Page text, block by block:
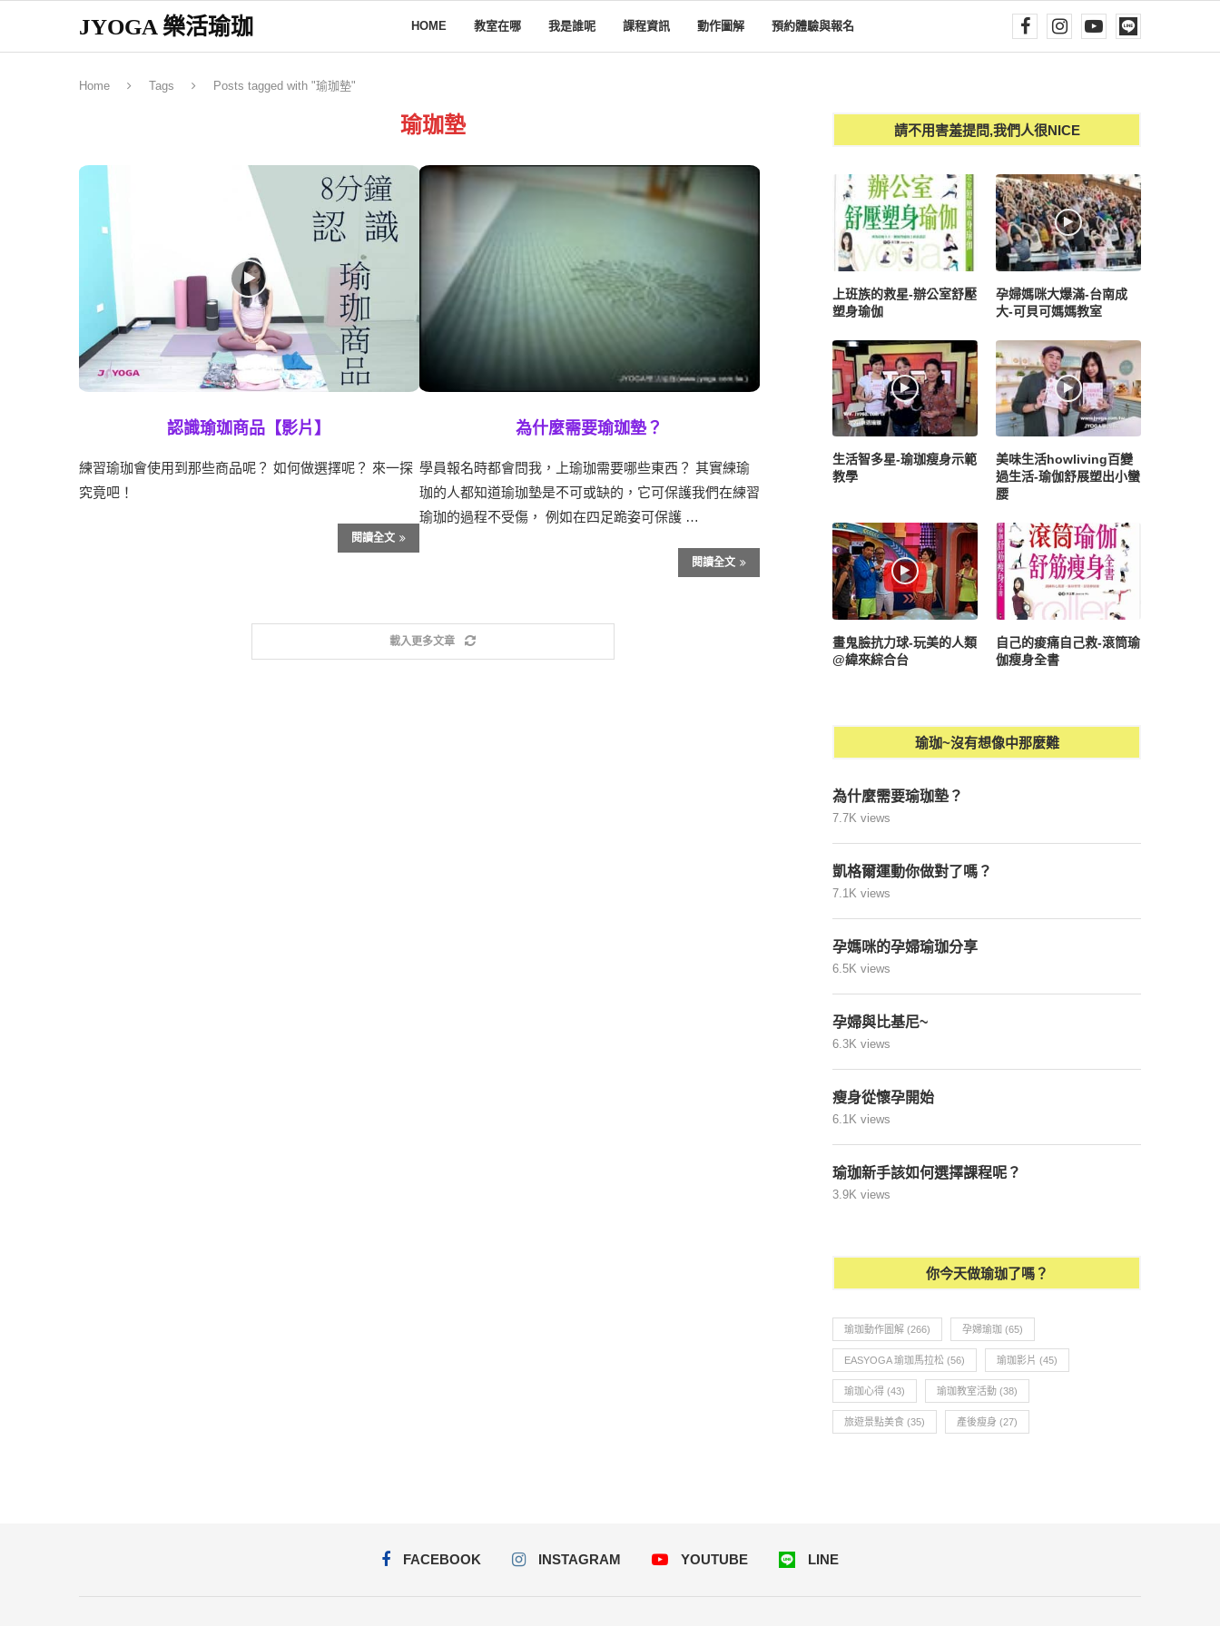
JYOGA 樂活瑜珈 HOME 教室在哪 我是誰呢 課程資訊 動作圖解 預約體驗與報名
Home Tags Posts tagged with "瑜珈墊"
瑜珈墊
認識瑜珈商品【影片】
練習瑜珈會使用到那些商品呢？ 如何做選擇呢？ 來一探
究竟吧！
閱讀全文
為什麼需要瑜珈墊？
學員報名時都會問我，上瑜珈需要哪些東西？ 其實練瑜
珈的人都知道瑜珈墊是不可或缺的，它可保護我們在練習
瑜珈的過程不受傷， 例如在四足跪姿可保護 …
閱讀全文
載入更多文章
請不用害羞提問,我們人很NICE
上班族的救星-辦公室舒壓
塑身瑜伽
孕婦媽咪大爆滿-台南成
大-可貝可媽媽教室
生活智多星-瑜珈瘦身示範
教學
美味生活howliving百變
過生活-瑜伽舒展塑出小蠻
腰
畫鬼臉抗力球-玩美的人類
@緯來綜合台
自己的痠痛自己救-滾筒瑜
伽瘦身全書
瑜珈~沒有想像中那麼難
為什麼需要瑜珈墊？
7.7K views
凱格爾運動你做對了嗎？
7.1K views
孕媽咪的孕婦瑜珈分享
6.5K views
孕婦與比基尼~
6.3K views
瘦身從懷孕開始
6.1K views
瑜珈新手該如何選擇課程呢？
3.9K views
你今天做瑜珈了嗎？
瑜珈動作圖解 (266) 孕婦瑜珈 (65)
EASYOGA 瑜珈馬拉松 (56) 瑜珈影片 (45)
瑜珈心得 (43) 瑜珈教室活動 (38)
旅遊景點美食 (35) 產後瘦身 (27)
FACEBOOK INSTAGRAM YOUTUBE LINE